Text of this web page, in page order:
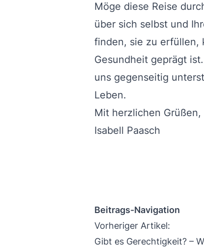
Möge diese Reise
über sich selbst und
finden, sie zu erfüllen,
Gesundheit geprägt
uns gegenseitig
Leben.
Mit herzlichen Grüßen,
Isabell Paasch
Beitrags-Navigation
Vorheriger Artikel:
Gibt es Gerechtigkeit? –